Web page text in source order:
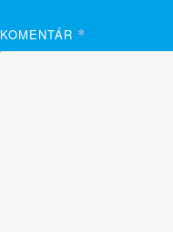
KOMENTÁR *